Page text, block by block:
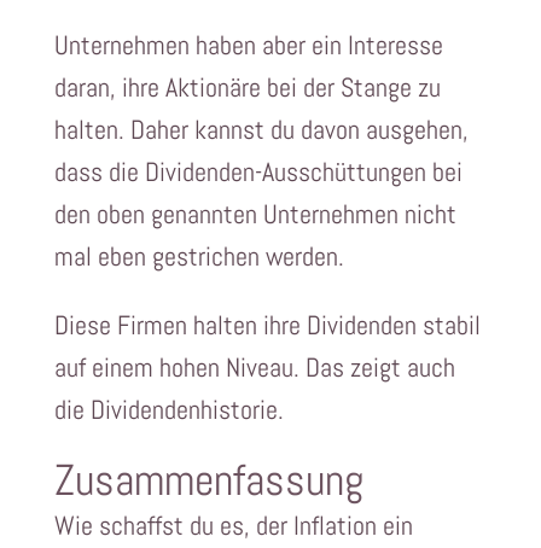
Unternehmen haben aber ein Interesse
daran, ihre Aktionäre bei der Stange zu
halten. Daher kannst du davon ausgehen,
dass die Dividenden-Ausschüttungen bei
den oben genannten Unternehmen nicht
mal eben gestrichen werden.
Diese Firmen halten ihre Dividenden stabil
auf einem hohen Niveau. Das zeigt auch
die Dividendenhistorie.
Zusammenfassung
Wie schaffst du es, der Inflation ein